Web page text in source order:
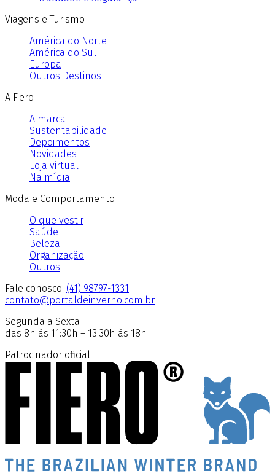
Viagens e Turismo
América do Norte
América do Sul
Europa
Outros Destinos
A Fiero
A marca
Sustentabilidade
Depoimentos
Novidades
Loja virtual
Na mídia
Moda e Comportamento
O que vestir
Saúde
Beleza
Organização
Outros
Fale conosco: (41) 98797-1331
contato@portaldeinverno.com.br
Segunda a Sexta
das 8h às 11:30h – 13:30h às 18h
Patrocinador oficial: